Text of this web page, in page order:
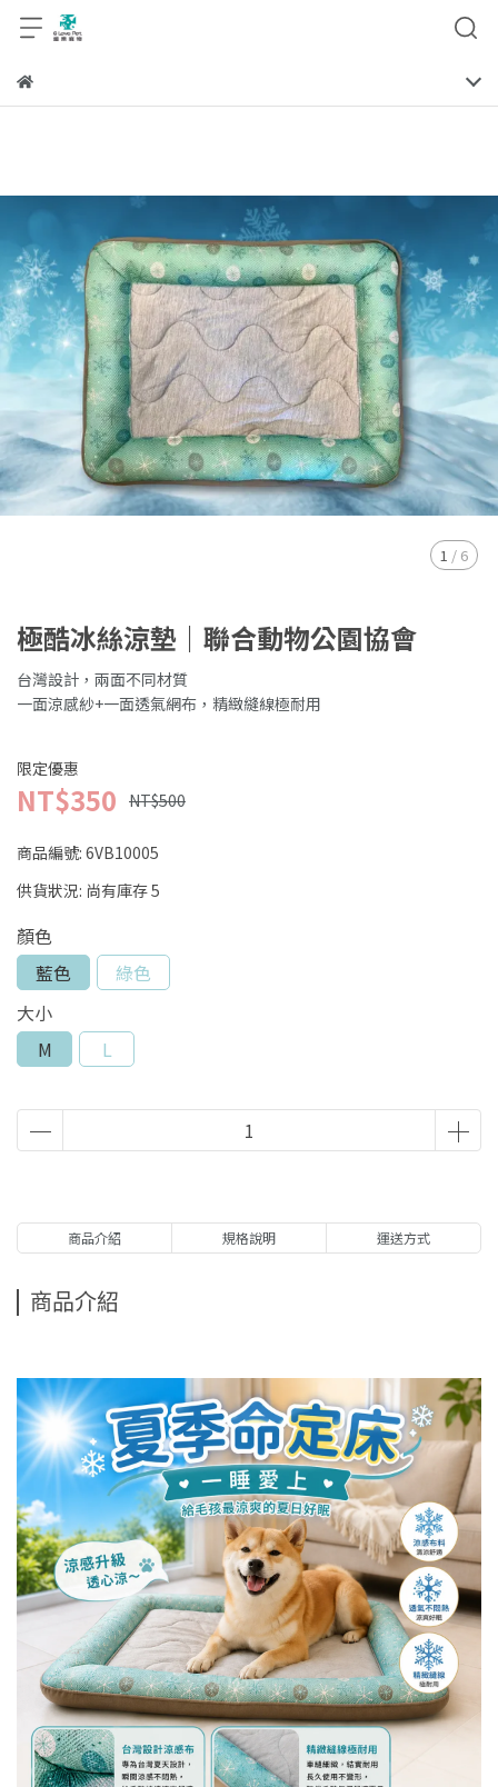
1 / 6
極酷冰絲涼墊｜聯合動物公園協會
台灣設計，兩面不同材質
一面涼感紗+一面透氣網布，精緻縫線極耐用
限定優惠
NT$350 NT$500
商品編號: 6VB10005
供貨狀況: 尚有庫存 5
顏色
藍色
綠色
大小
M
L
商品介紹 規格說明 運送方式
商品介紹